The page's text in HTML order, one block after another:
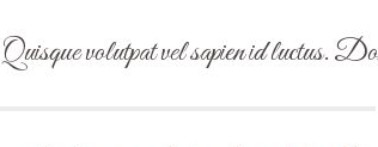
Quisque volutpat vel sapien id luctus.